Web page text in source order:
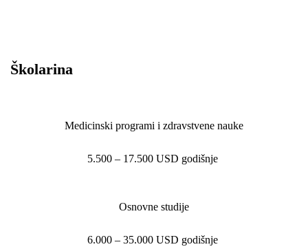
Školarina
Medicinski programi i zdravstvene nauke
5.500 – 17.500 USD godišnje
Osnovne studije
6.000 – 35.000 USD godišnje